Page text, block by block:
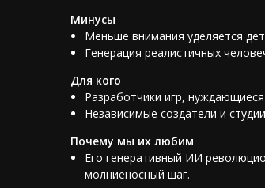
Минусы
Меньше внимания уделяется
Генерация реалистичных
Для кого
Разработчики игр,
Независимые создатели и
Почему мы их любим
Его генеративный ИИ
молниеносный шаг.